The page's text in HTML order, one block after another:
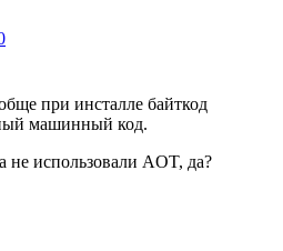
при инсталле байткод
машинный код.
не использовали AOT, да?